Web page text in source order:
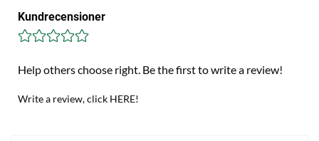
Kundrecensioner
Help others choose right. Be the first to write a review!
Write a review, click HERE!